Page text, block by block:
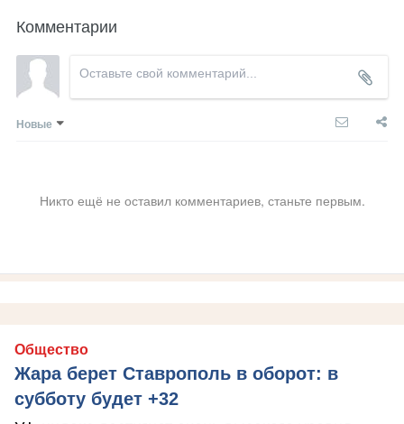
Комментарии
Новые
Никто ещё не оставил комментариев, станьте первым.
Общество
Жара берет Ставрополь в оборот: в
субботу будет +32